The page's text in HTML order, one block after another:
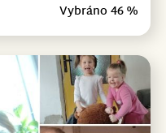
Vybráno 46 %